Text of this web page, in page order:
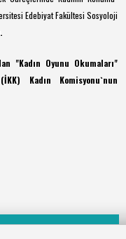
Edebiyat Fakültesi Sosyoloji
"Kadın Oyunu Okumaları"
Kadın Komisyonu`nun